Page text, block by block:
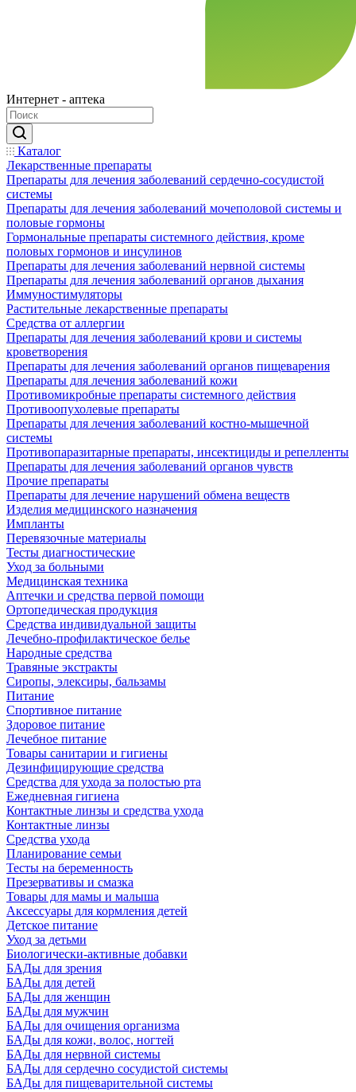
Интернет - аптека
Каталог
Лекарственные препараты
Препараты для лечения заболеваний сердечно-сосудистой
системы
Препараты для лечения заболеваний мочеполовой системы и
половые гормоны
Гормональные препараты системного действия, кроме
половых гормонов и инсулинов
Препараты для лечения заболеваний нервной системы
Препараты для лечения заболеваний органов дыхания
Иммуностимуляторы
Растительные лекарственные препараты
Средства от аллергии
Препараты для лечения заболеваний крови и системы
кроветворения
Препараты для лечения заболеваний органов пищеварения
Препараты для лечения заболеваний кожи
Противомикробные препараты системного действия
Противоопухолевые препараты
Препараты для лечения заболеваний костно-мышечной
системы
Противопаразитарные препараты, инсектициды и репелленты
Препараты для лечения заболеваний органов чувств
Прочие препараты
Препараты для лечение нарушений обмена веществ
Изделия медицинского назначения
Импланты
Перевязочные материалы
Тесты диагностические
Уход за больными
Медицинская техника
Аптечки и средства первой помощи
Ортопедическая продукция
Средства индивидуальной защиты
Лечебно-профилактическое белье
Народные средства
Травяные экстракты
Сиропы, элексиры, бальзамы
Питание
Спортивное питание
Здоровое питание
Лечебное питание
Товары санитарии и гигиены
Дезинфицирующие средства
Средства для ухода за полостью рта
Ежедневная гигиена
Контактные линзы и средства ухода
Контактные линзы
Средства ухода
Планирование семьи
Тесты на беременность
Презервативы и смазка
Товары для мамы и малыша
Аксессуары для кормления детей
Детское питание
Уход за детьми
Биологически-активные добавки
БАДы для зрения
БАДы для детей
БАДы для женщин
БАДы для мужчин
БАДы для очищения организма
БАДы для кожи, волос, ногтей
БАДы для нервной системы
БАДы для сердечно сосудистой системы
БАДы для пищеварительной системы